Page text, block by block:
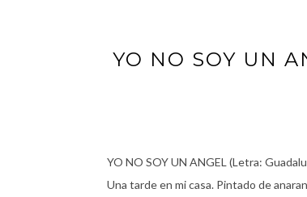
YO NO SOY UN
YO NO SOY UN ANGEL (Letra:
Una tarde en mi casa. Pintado de